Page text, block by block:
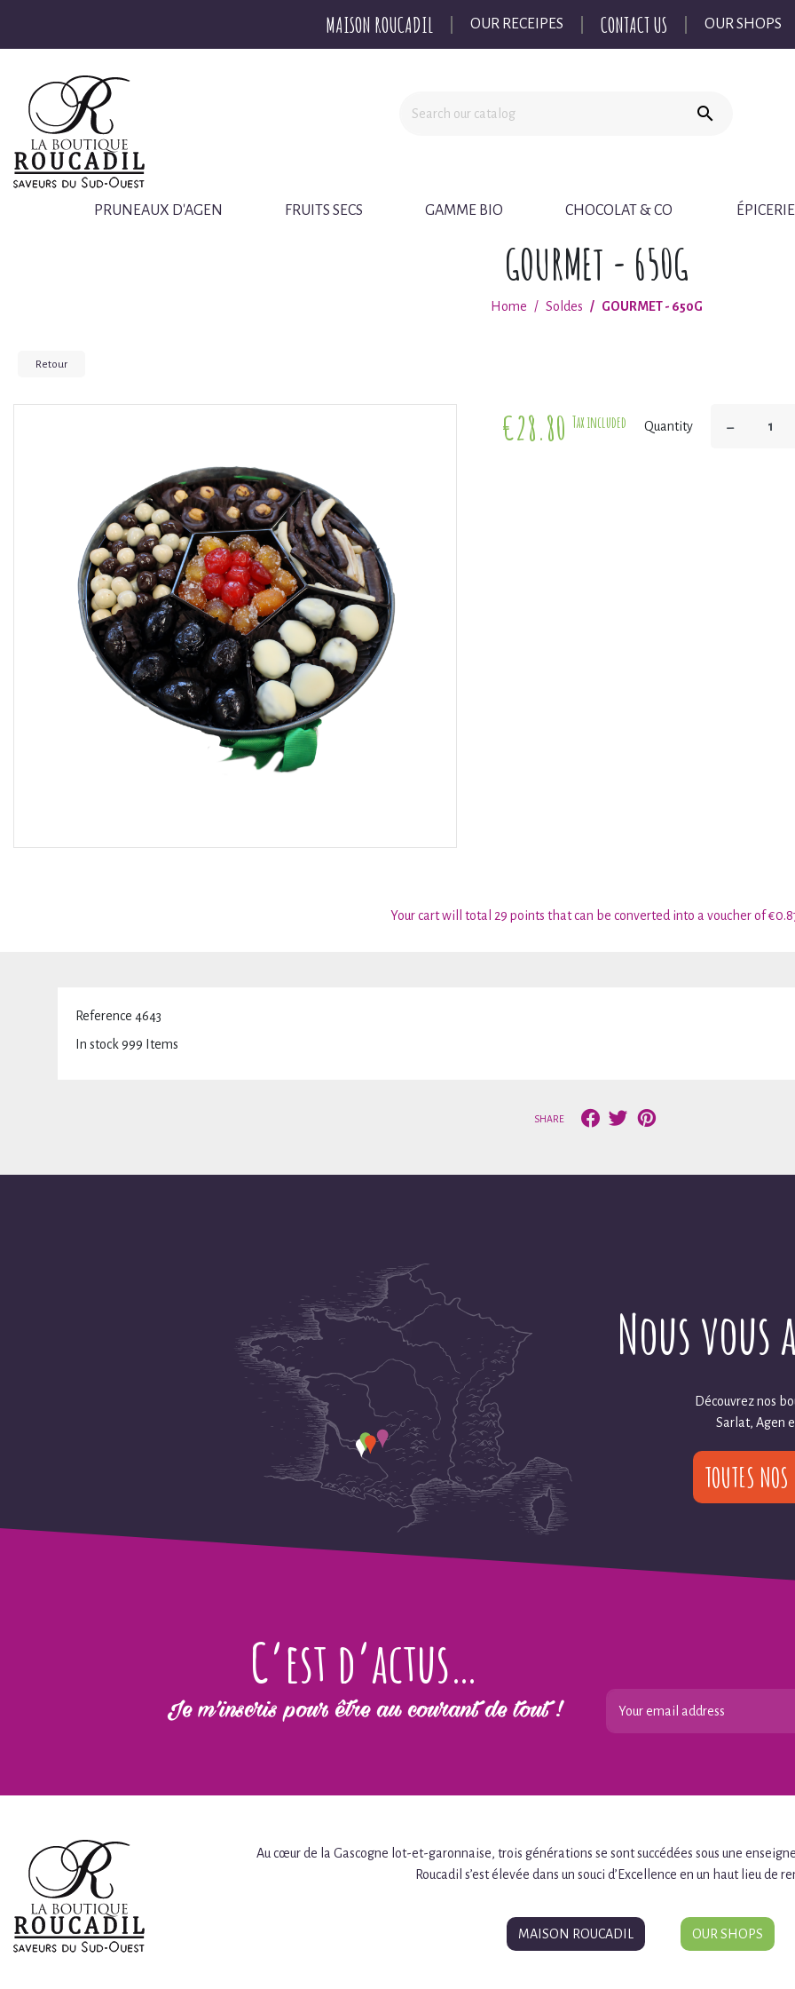
MAISON ROUCADIL OUR RECEIPES CONTACT US OUR SHOPS

PRUNEAUX D'AGEN FRUITS SECS GAMME BIO CHOCOLAT & CO ÉPICERIE
GOURMET - 650G
Home Soldes GOURMET - 650G
Retour
€28.80 Tax included Quantity −
Your cart will total 29 points that can be converted into a voucher of
Reference 4643
In stock999 Items
SHARE
Nous
Découvrez nos
Sarlat, Agen
TOUTES
C’est d’actus…
Je m’inscris pour être au courant de tout !
Au cœur de la Gascogne lot-et-garonnaise, trois générations se sont succédées sous une
Roucadil s’est élevée dans un souci d’Excellence en un haut lieu de
MAISON ROUCADIL OUR SHOPS